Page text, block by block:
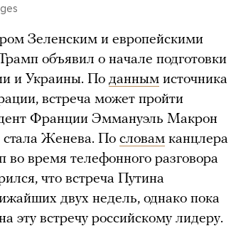
Зеленским и европейскими
объявил о начале подготовки
и Украины. По данным источника
встреча может пройти
Франции Эммануэль Макрон
стала Женева. По словам канцлера
время телефонного разговора
что встреча Путина
двух недель, однако пока
эту встречу российскому лидеру.